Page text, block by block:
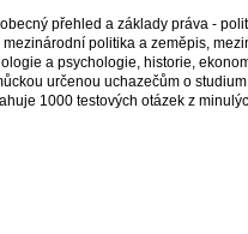
přehled a základy práva -
mezinárodní politika a zeměpis,
a psychologie, historie,
určenou uchazečům o
1000 testových otázek z